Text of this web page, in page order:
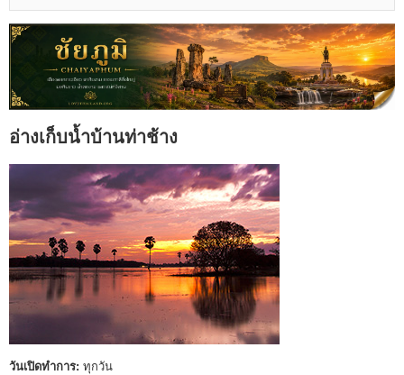
อ่างเก็บน้ำบ้านท่าช้าง
วันเปิดทำการ: ทุกวัน